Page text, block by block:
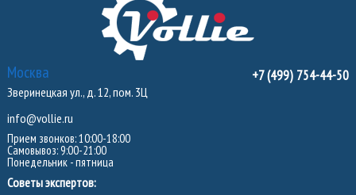
Москва
Зверинецкая ул., д. 12, пом. 3Ц
info@vollie.ru
Прием звонков: 10:00-18:00
Самовывоз: 9:00-21:00
Понедельник - пятница
Советы экспертов:
+7 (499) 754-44-50